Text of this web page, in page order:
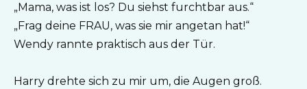
„Mama, was ist los? Du siehst furchtbar aus.“
„Frag deine FRAU, was sie mir angetan hat!“
Wendy rannte praktisch aus der Tür.
Harry drehte sich zu mir um, die Augen groß.